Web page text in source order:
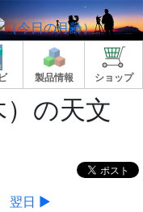
製品情報 ショップ
の天文
翌日 ▶